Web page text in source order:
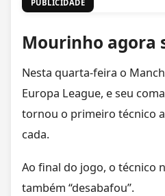
PUBLICIDADE
Mourinho agora
Nesta quarta-feira o
Europa League, e seu
tornou o primeiro técnico
cada.
Ao final do jogo, o técnico
também “desabafou”.